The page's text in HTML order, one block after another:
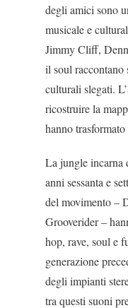
degli amici sono
musicale e
Jimmy Cliff,
il soul
culturali slegati.
ricostruire la
hanno
La jungle incarna
anni sessanta e
del movimento –
Grooverider –
hop, rave, soul e
generazio­ne
degli im­pianti
tra questi suoni